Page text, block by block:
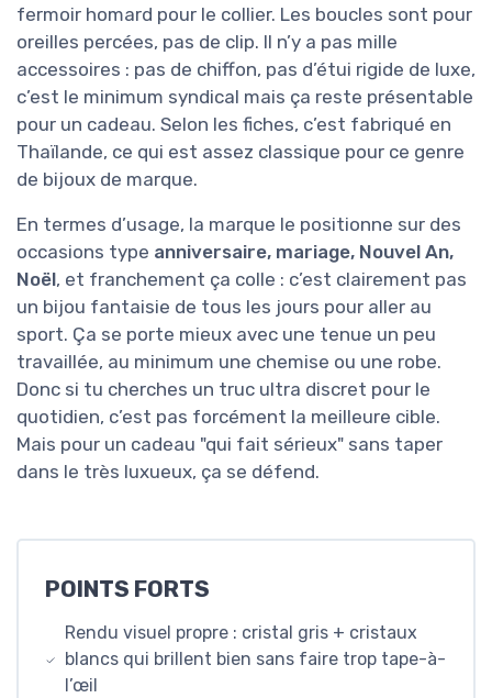
fermoir homard pour le collier. Les boucles sont pour
oreilles percées, pas de clip. Il n’y a pas mille
accessoires : pas de chiffon, pas d’étui rigide de luxe,
c’est le minimum syndical mais ça reste présentable
pour un cadeau. Selon les fiches, c’est fabriqué en
Thaïlande, ce qui est assez classique pour ce genre
de bijoux de marque.
En termes d’usage, la marque le positionne sur des
occasions type anniversaire, mariage, Nouvel An,
Noël, et franchement ça colle : c’est clairement pas
un bijou fantaisie de tous les jours pour aller au
sport. Ça se porte mieux avec une tenue un peu
travaillée, au minimum une chemise ou une robe.
Donc si tu cherches un truc ultra discret pour le
quotidien, c’est pas forcément la meilleure cible.
Mais pour un cadeau "qui fait sérieux" sans taper
dans le très luxueux, ça se défend.
POINTS FORTS
Rendu visuel propre : cristal gris + cristaux
blancs qui brillent bien sans faire trop tape-à-
l’œil